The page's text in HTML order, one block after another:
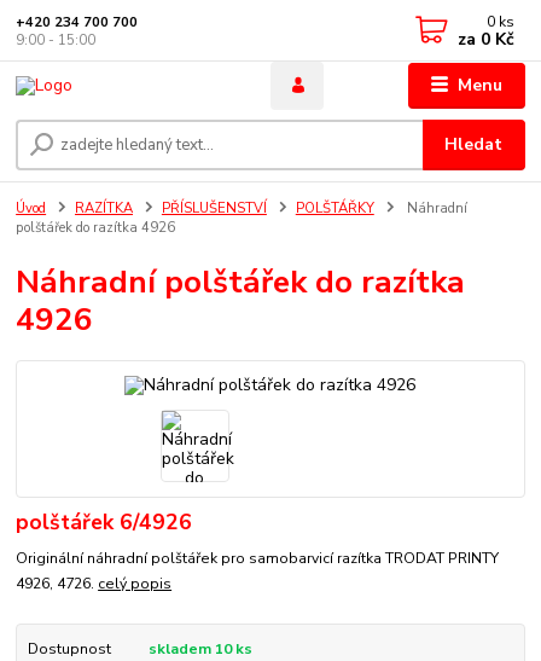
Menu
Hledat
+420 234 700 700
9:00 - 15:00
0 ks
za 0 Kč
Úvod RAZÍTKA PŘÍSLUŠENSTVÍ POLŠTÁŘKY
Náhradní
polštářek do razítka 4926
Náhradní polštářek do razítka
4926
polštářek 6/4926
Originální náhradní polštářek pro samobarvicí razítka TRODAT PRINTY
4926, 4726. celý popis
Dostupnost
skladem 10 ks